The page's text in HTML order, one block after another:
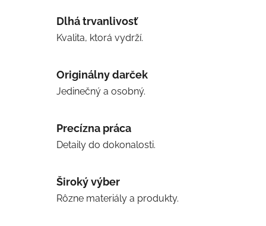
Dlhá trvanlivosť
Kvalita, ktorá vydrží.
Originálny darček
Jedinečný a osobný.
Precízna práca
Detaily do dokonalosti.
Široký výber
Rôzne materiály a produkty.